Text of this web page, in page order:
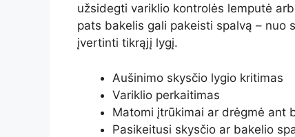
užsidegti variklio kontrolės lemputė
pats bakelis gali pakeisti spalvą – nuo
įvertinti tikrąjį lygį.
Aušinimo skysčio lygio kritimas
Variklio perkaitimas
Matomi įtrūkimai ar drėgmė ant
Pasikeitusi skysčio ar bakelio